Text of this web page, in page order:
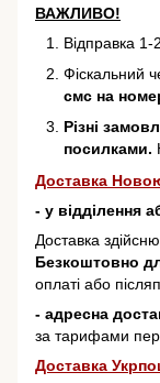
ВАЖЛИВО!
Відправка 1-
Фіскальний
смс на
Різні
посилками.
Доставка
- у відділення
Доставка
Безкоштовно
оплаті або
- адресна
за тарифами
Доставка